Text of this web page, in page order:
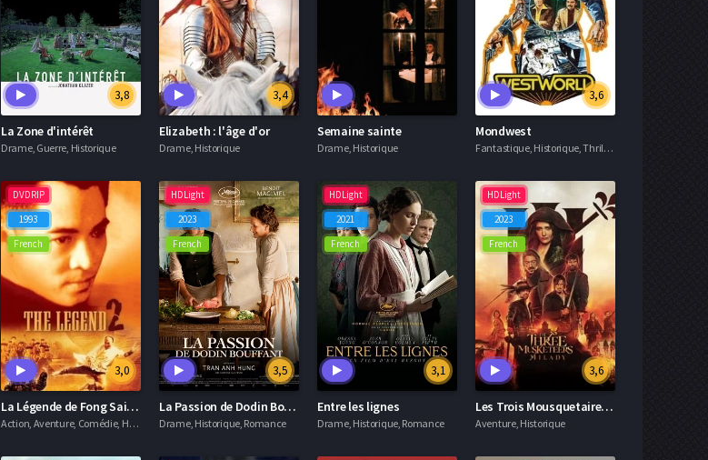
3,8
La Zone d'intérêt
Drame, Guerre, Historique
3,4
Elizabeth : l'âge d'or
Drame, Historique
Semaine sainte
Drame, Historique
3,6
Mondwest
Fantastique, Historique, Thriller, Western
DVDRIP
1993
French
3,0
La Légende de Fong Sai-Yuk 2
Action, Aventure, Comédie, Historique
HDLight
2023
French
3,5
La Passion de Dodin Bouffant
Drame, Historique, Romance
HDLight
2021
French
3,1
Entre les lignes
Drame, Historique, Romance
HDLight
2023
French
3,6
Les Trois Mousquetaires: Milady
Aventure, Historique